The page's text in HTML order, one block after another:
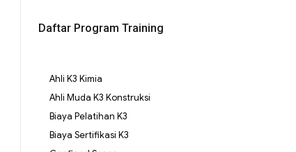
Daftar Program Training
Ahli K3 Kimia
Ahli Muda K3 Konstruksi
Biaya Pelatihan K3
Biaya Sertifikasi K3